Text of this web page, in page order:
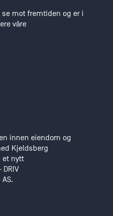
se mot fremtiden og er i
våre
innen eiendom og
Kjeldsberg
et nytt